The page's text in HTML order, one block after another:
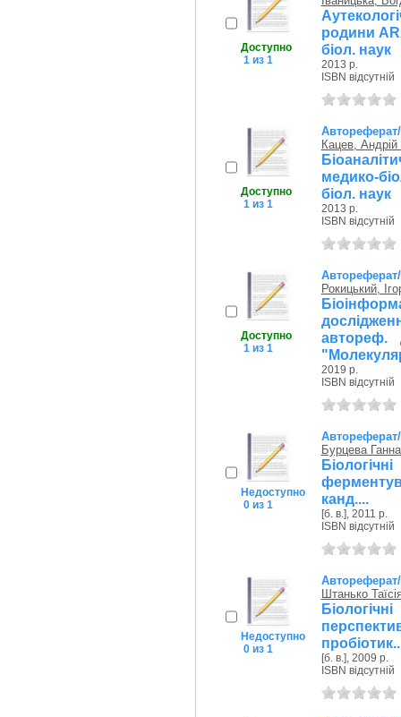
Доступно
1 из 1
родини
біол. наук
2013 р.
ISBN відсутній
Доступно
1 из 1
Кацев,
медико-
біол. наук
2013 р.
ISBN відсутній
Доступно
1 из 1
Рокицький,
автореф.
2019 р.
ISBN відсутній
Недоступно
0 из 1
Бурцева
канд....
[б. в.], 2011 р.
ISBN відсутній
Недоступно
0 из 1
Штанько
[б. в.], 2009 р.
ISBN відсутній